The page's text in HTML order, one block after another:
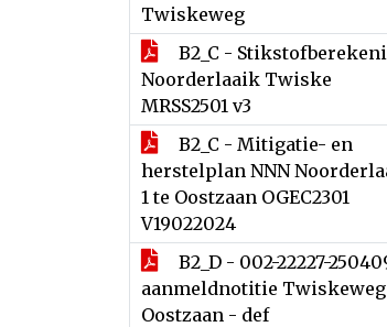
Twiskeweg
B2_C -
Noorderlaaik Twiske
MRSS2501 v3
B2_C - Mitigatie- en
herstelplan NNN
1 te Oostzaan OGEC2301
V19022024
B2_D - 002-22227-
aanmeldnotitie Twiskeweg
Oostzaan - def